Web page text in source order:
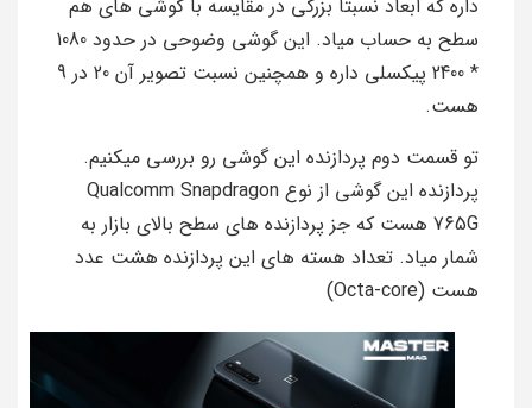
داره که ابعاد نسبتا بزرگی در مقایسه با گوشی های هم
سطح به حساب میاد. این گوشی وضوحی در حدود 1080
* 2400 پیکسلی داره و همچنین نسبت تصویر آن 20 در 9
هست.
تو قسمت دوم پردازنده این گوشی رو بررسی میکنیم.
پردازنده این گوشی از نوع Qualcomm Snapdragon
765G هست که جز پردازنده های سطح بالای بازار به
شمار میاد. تعداد هسته های این پردازنده هشت عدد
هست (Octa-core)